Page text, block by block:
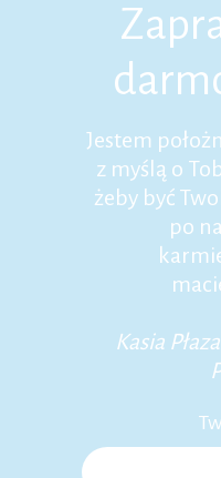
Jestem
z myślą o
żeby być
po
Kasia